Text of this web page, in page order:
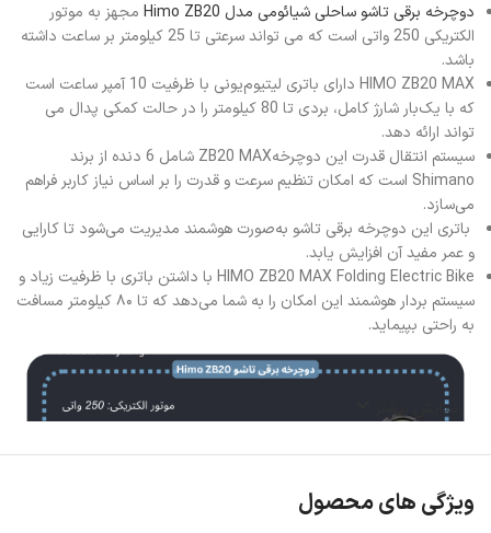
دوچرخه برقی تاشو ساحلی شیائومی مدل Himo ZB20
مجهز به موتور
الکتریکی 250 واتی است که می تواند سرعتی تا 25 کیلومتر بر ساعت داشته
باشد.
HIMO ZB20 MAX دارای باتری لیتیوم‌یونی با ظرفیت 10 آمپر ساعت است
که با یک‌بار شارژ کامل، بردی تا 80 کیلومتر را در حالت کمکی پدال می
تواند ارائه دهد.
سیستم انتقال قدرت این دوچرخهZB20 MAX شامل 6 دنده از برند
Shimano است که امکان تنظیم سرعت و قدرت را بر اساس نیاز کاربر فراهم
می‌سازد.
باتری این دوچرخه برقی تاشو به‌صورت هوشمند مدیریت می‌شود تا کارایی
و عمر مفید آن افزایش یابد.
HIMO ZB20 MAX Folding Electric Bike با داشتن باتری با ظرفیت زیاد و
سیستم بردار هوشمند این امکان را به شما می‌دهد که تا ۸۰ کیلومتر مسافت
به راحتی بپیماید.
نمایش بیشتر
ویژگی های محصول